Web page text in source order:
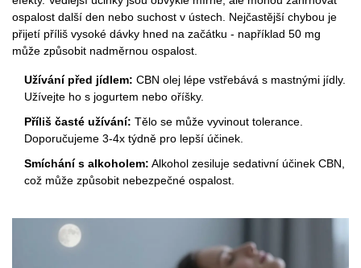
ospalost další den nebo suchost v ústech. Nejčastější chybou je
přijetí příliš vysoké dávky hned na začátku - například 50 mg
může způsobit nadměrnou ospalost.
Užívání před jídlem: CBN olej lépe vstřebává s mastnými jídly.
Užívejte ho s jogurtem nebo oříšky.
Příliš časté užívání: Tělo se může vyvinout tolerance.
Doporučujeme 3-4x týdně pro lepší účinek.
Smíchání s alkoholem: Alkohol zesiluje sedativní účinek CBN,
což může způsobit nebezpečné ospalost.